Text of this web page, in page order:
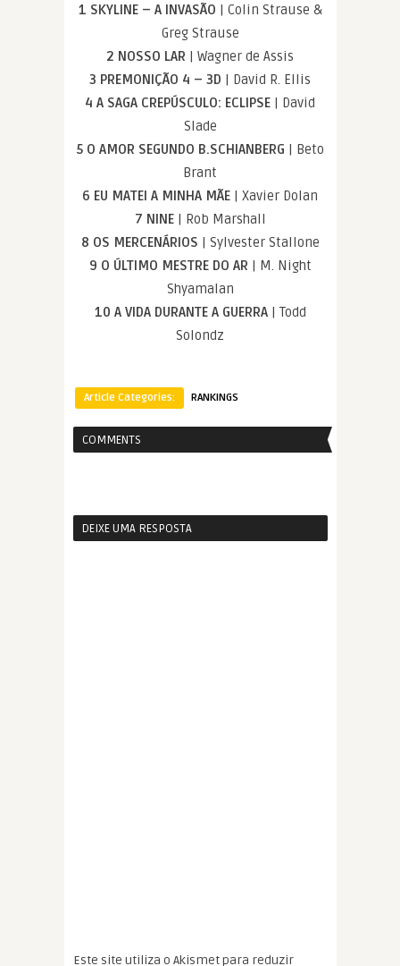
1 SKYLINE – A INVASÃO | Colin Strause &
Greg Strause
2 NOSSO LAR | Wagner de Assis
3 PREMONIÇÃO 4 – 3D | David R. Ellis
4 A SAGA CREPÚSCULO: ECLIPSE | David
Slade
5 O AMOR SEGUNDO B.SCHIANBERG | Beto
Brant
6 EU MATEI A MINHA MÃE | Xavier Dolan
7 NINE| Rob Marshall
8 OS MERCENÁRIOS | Sylvester Stallone
9 O ÚLTIMO MESTRE DO AR | M. Night
Shyamalan
10 A VIDA DURANTE A GUERRA| Todd
Solondz
Article Categories: RANKINGS
COMMENTS
DEIXE UMA RESPOSTA
Este site utiliza o Akismet para reduzir